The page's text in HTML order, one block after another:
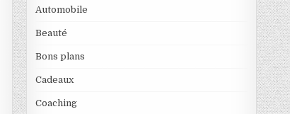
Automobile
Beauté
Bons plans
Cadeaux
Coaching